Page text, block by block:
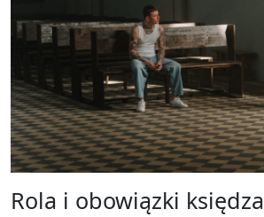
Rola i obowiązki księdza